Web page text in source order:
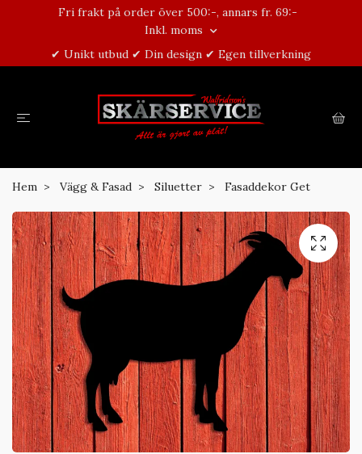
Fri frakt på order över 500:-, annars fr. 69:-
Inkl. moms
✔ Unikt utbud ✔ Din design ✔ Egen tillverkning
Hem Vägg & Fasad Siluetter Fasaddekor Get